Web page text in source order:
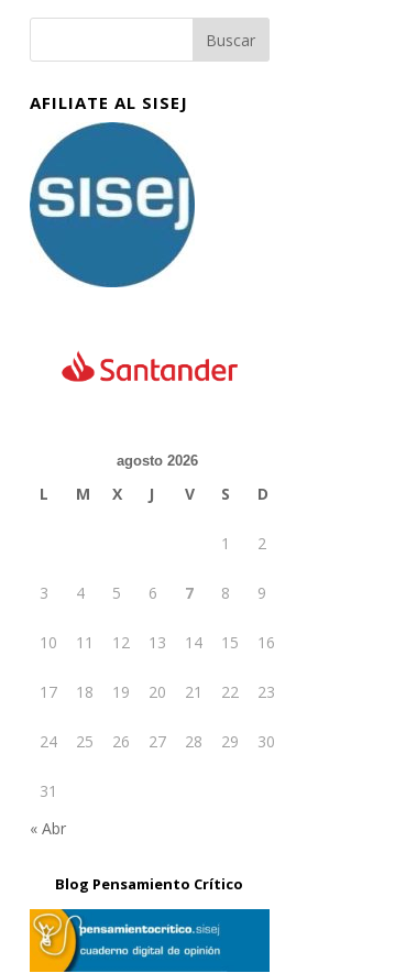
AFILIATE AL SISEJ
agosto 2026
L M X J V S D
1 2
3 4 5 6 7 8 9
10 11 12 13 14 15 16
17 18 19 20 21 22 23
24 25 26 27 28 29 30
31
« Abr
Blog Pensamiento Crítico